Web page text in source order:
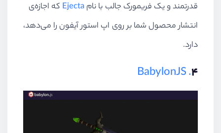
قدرتمند و یک فریمورک جالب با نامEjecta که اجازه‌ی
انتشار محصول شما بر روی اپ استور آیفون را می‌دهد،
دارد.
۴. BabylonJS